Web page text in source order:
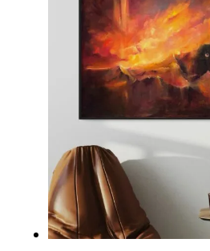
wariantów.
Opcje
można
wybrać
na
stronie
produktu